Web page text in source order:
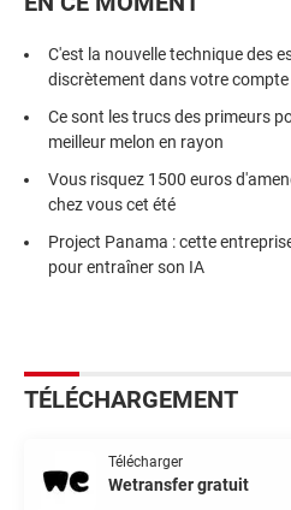
C'est la nouvelle technique des
discrètement dans votre
Ce sont les trucs des primeurs
meilleur melon en rayon
Vous risquez 1500 euros
chez vous cet été
Project Panama : cette
pour entraîner son IA
TÉLÉCHARGEMENT
Télécharger
Wetransfer gratuit